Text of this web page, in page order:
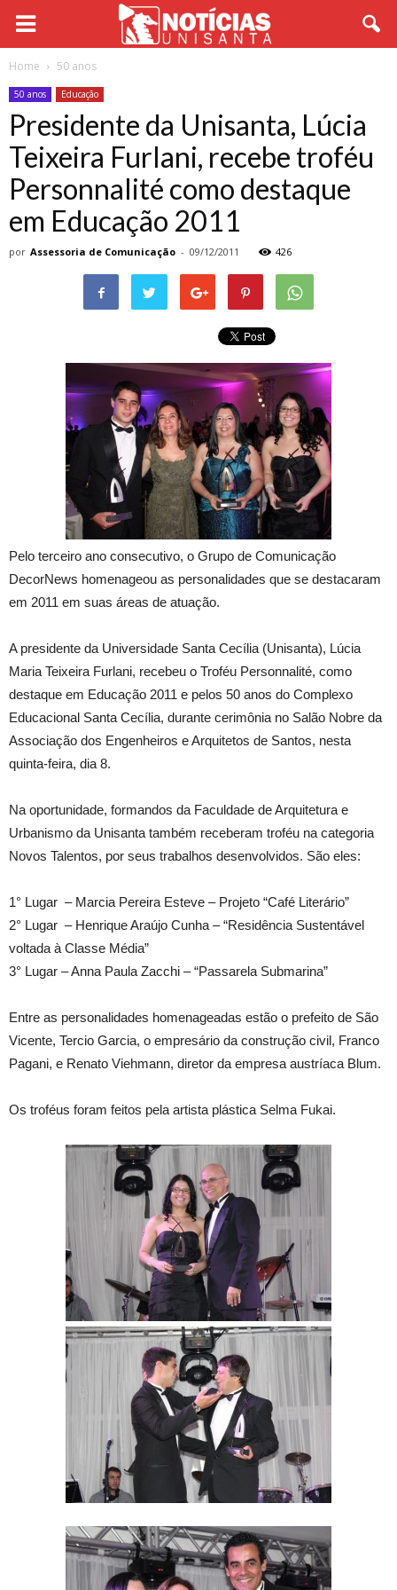
Home 50 anos
50 anos Educação
Presidente da Unisanta, Lúcia
Teixeira Furlani, recebe troféu
Personnalité como destaque
em Educação 2011
por Assessoria de Comunicação - 09/12/2011 426
Pelo terceiro ano consecutivo, o Grupo de Comunicação
DecorNews homenageou as personalidades que se destacaram
em 2011 em suas áreas de atuação.
A presidente da Universidade Santa Cecília (Unisanta), Lúcia
Maria Teixeira Furlani, recebeu o Troféu Personnalité, como
destaque em Educação 2011 e pelos 50 anos do Complexo
Educacional Santa Cecília, durante cerimônia no Salão Nobre da
Associação dos Engenheiros e Arquitetos de Santos, nesta
quinta-feira, dia 8.
Na oportunidade, formandos da Faculdade de Arquitetura e
Urbanismo da Unisanta também receberam troféu na categoria
Novos Talentos, por seus trabalhos desenvolvidos. São eles:
1° Lugar – Marcia Pereira Esteve – Projeto “Café Literário”
2° Lugar – Henrique Araújo Cunha – “Residência Sustentável
voltada à Classe Média”
3° Lugar – Anna Paula Zacchi – “Passarela Submarina”
Entre as personalidades homenageadas estão o prefeito de São
Vicente, Tercio Garcia, o empresário da construção civil, Franco
Pagani, e Renato Viehmann, diretor da empresa austríaca Blum.
Os troféus foram feitos pela artista plástica Selma Fukai.